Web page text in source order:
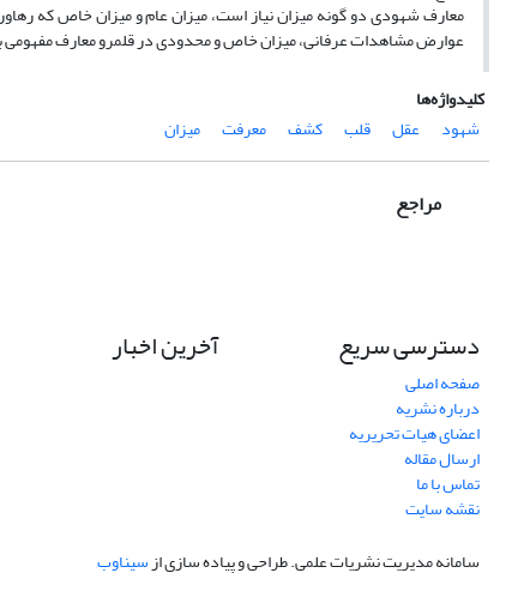
معارف شهودی دو گونه میزان نیاز است، میزان عام و میزان خاص که
عوارض مشاهدات عرفانی، میزان خاص و محدودی در قلمرو معارف
کلیدواژه‌ها
شهود
عقل قلب کشف معرفت میزان
مراجع
دسترسی سریع
صفحه اصلی
درباره نشریه
اعضای هیات تحریریه
ارسال مقاله
تماس با ما
نقشه سایت
آخرین اخبار
سامانه مدیریت نشریات علمی.طراحی و پیاده سازی ازسیناوب